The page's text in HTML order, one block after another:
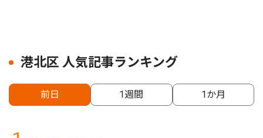
港北区 人気記事ランキング
前日 1週間 1か月